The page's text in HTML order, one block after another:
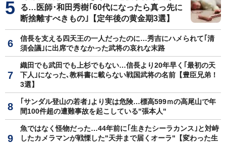
る…医師･和田秀樹｢60代になったら真っ先に
断捨離すべきもの｣【定年後の黄金期3選】
信長を支える四天王の一人だったのに…秀吉にハメられて｢清
須会議｣に出席できなかった武将の哀れな末路
織田でも武田でも上杉でもない…信長より20年早く｢最初の天
下人｣になった､教科書に載らない戦国武将の名前【豊臣兄弟！
3選】
｢サンダル登山の若者｣より実は危険…標高599ｍの高尾山で年
間100件超の遭難事故を起こしている"張本人"
魚ではなく怪物だった…44年前に｢生きたシーラカンス｣と対峙
したカメラマンが戦慄した"天井まで届くオーラ"【変わった生